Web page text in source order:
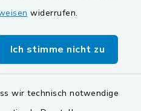
widerrufen.
Ich stimme nicht zu
wir technisch notwendige